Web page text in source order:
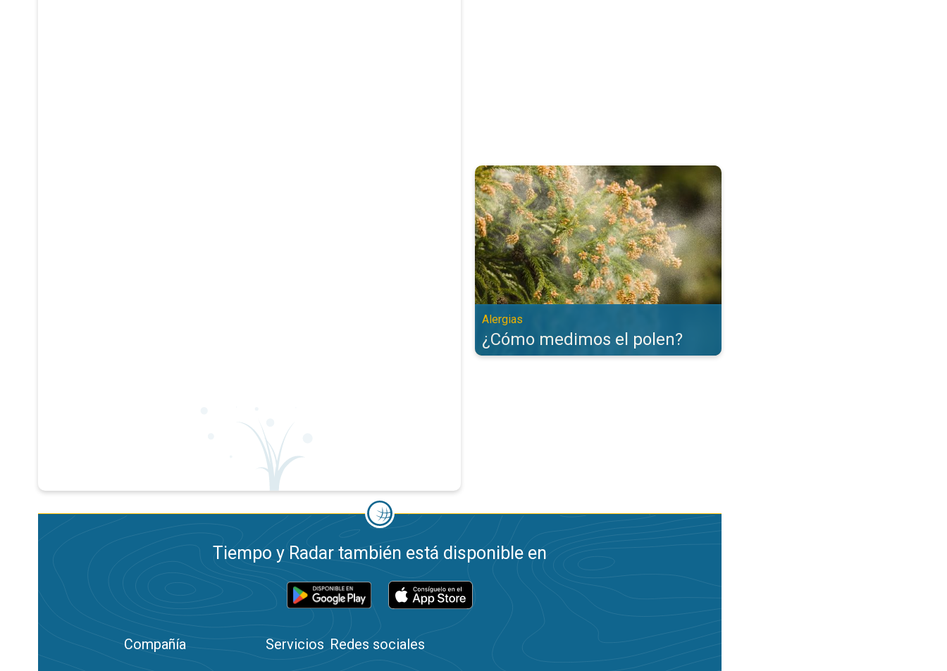
¿Cómo medimos el polen?. Alergias. . .
Alergias
¿Cómo medimos el polen?
Tiempo y Radar también está disponible en
Compañía Servicios Redes sociales